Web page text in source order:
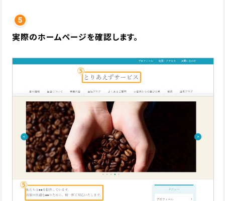
実際のホームページを確認します。